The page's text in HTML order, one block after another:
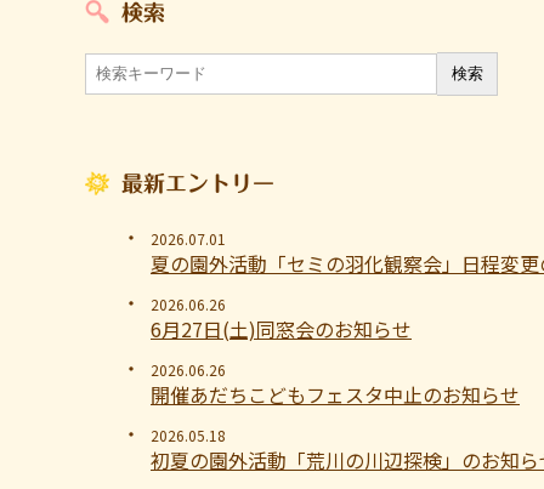
検索
最新エントリー
2026.07.01
夏の園外活動「セミの羽化観察会」日程変
2026.06.26
6月27日(土)同窓会のお知らせ
2026.06.26
開催あだちこどもフェスタ中止のお知らせ
2026.05.18
初夏の園外活動「荒川の川辺探検」のお知